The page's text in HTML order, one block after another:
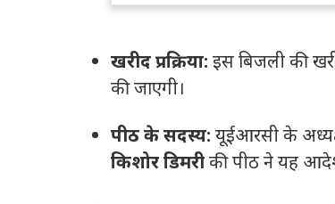
खरीद प्रक्रिया: इस बिजली की
की जाएगी।
पीठ के सदस्य: यूईआरसी के
किशोर डिमरीकी पीठ ने यह